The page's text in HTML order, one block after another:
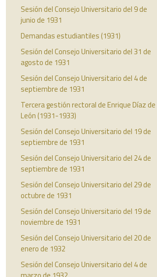
Sesión del Consejo Universitario del 9 de
junio de 1931
Demandas estudiantiles (1931)
Sesión del Consejo Universitario del 31 de
agosto de 1931
Sesión del Consejo Universitario del 4 de
septiembre de 1931
Tercera gestión rectoral de Enrique Díaz de
León (1931-1933)
Sesión del Consejo Universitario del 19 de
septiembre de 1931
Sesión del Consejo Universitario del 24 de
septiembre de 1931
Sesión del Consejo Universitario del 29 de
octubre de 1931
Sesión del Consejo Universitario del 19 de
noviembre de 1931
Sesión del Consejo Universitario del 20 de
enero de 1932
Sesión del Consejo Universitario del 4 de